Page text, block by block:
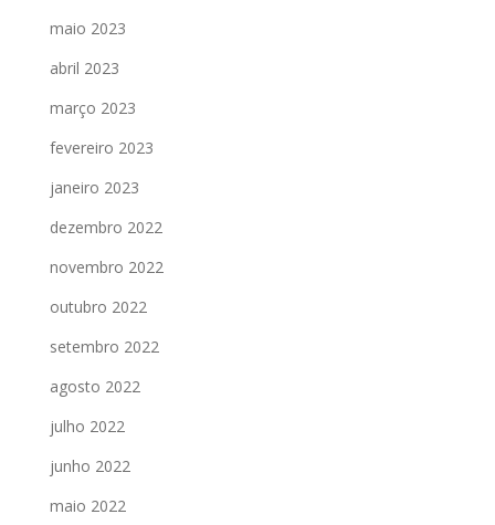
maio 2023
abril 2023
março 2023
fevereiro 2023
janeiro 2023
dezembro 2022
novembro 2022
outubro 2022
setembro 2022
agosto 2022
julho 2022
junho 2022
maio 2022